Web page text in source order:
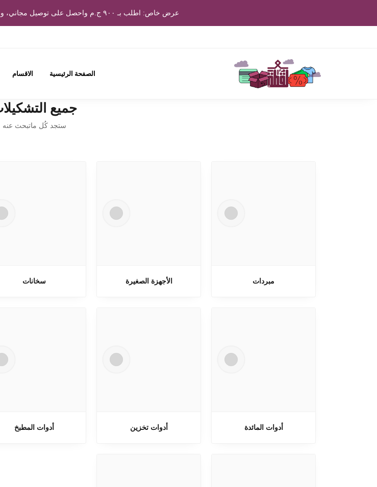
عرض خاص: اطلب بـ ٩٠٠ ج.م واحصل على توصيل مجاني، و الدفع عند الاستلام،
الصفحة الرئيسية الاقسام
جميع
ستجد كُل ماتبحث عنه
مبردات الأجهزة الصغيرة سخانات
أدوات المائدة أدوات تخزين أدوات المطبخ